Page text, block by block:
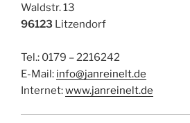
Waldstr. 13
96123 Litzendorf
Tel.: 0179 – 2216242
E-Mail: info@janreinelt.de
Internet:www.janreinelt.de